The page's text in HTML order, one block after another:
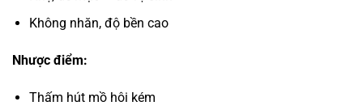
Không nhăn, độ bền cao
Nhược điểm:
Thấm hút mồ hôi kém